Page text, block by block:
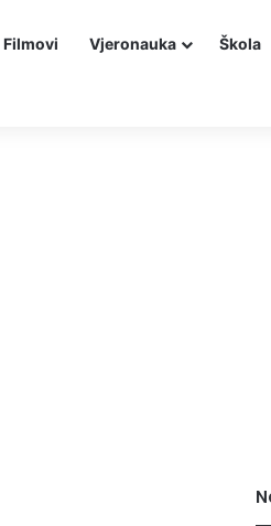
Filmovi Vjeronauka Škola